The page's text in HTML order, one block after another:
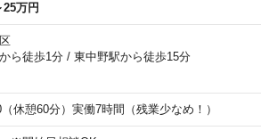
25万円
ら徒歩1分/ 東中野駅から徒歩15分
休憩60分）実働7時間（残業少なめ！）